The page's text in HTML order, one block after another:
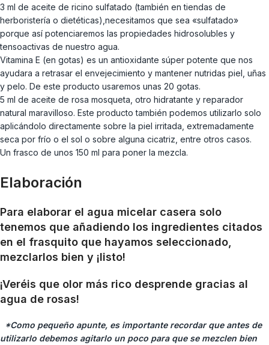
3 ml de aceite de ricino sulfatado (también en tiendas de
herboristería o dietéticas),necesitamos que sea «sulfatado»
porque así potenciaremos las propiedades hidrosolubles y
tensoactivas de nuestro agua.
Vitamina E (en gotas) es un antioxidante súper potente que nos
ayudara a retrasar el envejecimiento y mantener nutridas piel, uñas
y pelo. De este producto usaremos unas 20 gotas.
5 ml de aceite de rosa mosqueta, otro hidratante y reparador
natural maravilloso. Este producto también podemos utilizarlo solo
aplicándolo directamente sobre la piel irritada, extremadamente
seca por frío o el sol o sobre alguna cicatriz, entre otros casos.
Un frasco de unos 150 ml para poner la mezcla.
Elaboración
Para elaborar el agua micelar casera solo
tenemos que añadiendo los ingredientes citados
en el frasquito que hayamos seleccionado,
mezclarlos bien y ¡listo!
¡Veréis que olor más rico desprende gracias al
agua de rosas!
*Como pequeño apunte, es importante recordar que antes de
utilizarlo debemos agitarlo un poco para que se mezclen bien